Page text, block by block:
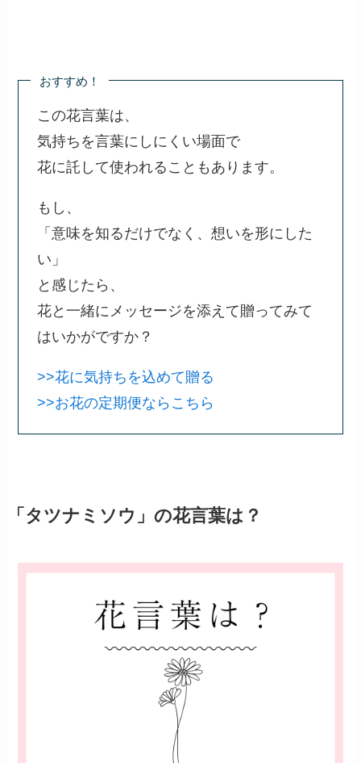
おすすめ！
この花言葉は、
気持ちを言葉にしにくい場面で
花に託して使われることもあります。
もし、
「意味を知るだけでなく、想いを形にした
い」
と感じたら、
花と一緒にメッセージを添えて贈ってみて
はいかがですか？
>>花に気持ちを込めて贈る
>>お花の定期便ならこちら
「タツナミソウ」の花言葉は？